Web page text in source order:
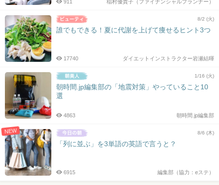
稲村優貴子（ファイナンシャルプランナー）
911
8/2 (火)
誰でもできる！夏に代謝を上げて痩せるヒント3つ
ダイエットインストラクター岩瀬結暉
17740
1/16 (火)
朝時間.jp編集部の「地震対策」やっていること10
選
朝時間.jp編集部
4863
NEW 8/6 (木)
「列に並ぶ」を3単語の英語で言うと？
編集部（協力：eステ）
6915